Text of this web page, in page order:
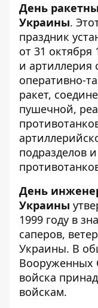
День
Украины.
праздник
от 31 октября
и артиллерия
оперативно-
ракет,
пушечной,
подразделов
День
Украины
1999 году в
саперов,
Украины. В
Вооруженных
войска
войскам.